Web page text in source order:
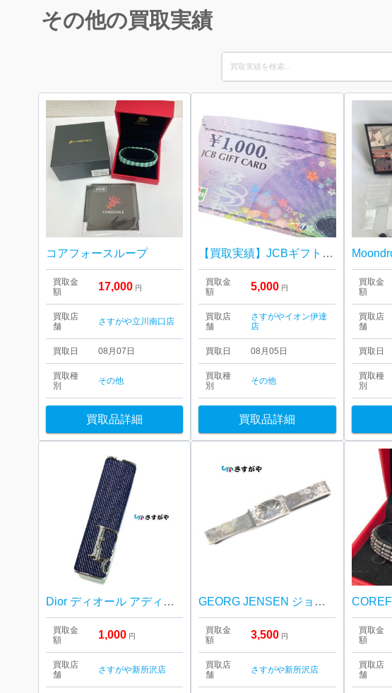
その他の買取実績
Search
for:
コアフォースループ
買取金
額
17,000 円
買取店
舗
さすがや立川南口店
買取日 08月07日
買取種
別
その他
買取品詳細
【買取実績】JCBギフトカード1,000円分を額面買取しました！キャンペーン開催中｜イオン伊達店
買取金
額
5,000 円
買取店
舗
さすがやイオン伊達
店
買取日 08月05日
買取種
別
その他
買取品詳細
買取金
額
買取店
舗
買取日
買取種
別
Dior ディオール アディクト リップケース
買取金
額
1,000 円
買取店
舗
さすがや新所沢店
GEORG JENSEN ジョージジェンセン ネクタイピン シルバーアクセサリー
買取金
額
3,500 円
買取店
舗
さすがや新所沢店
買取金
額
買取店
舗